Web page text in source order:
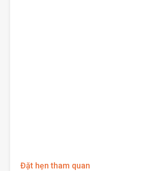
Đặt hẹn tham quan